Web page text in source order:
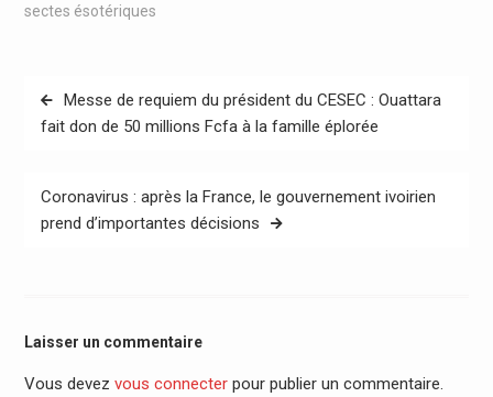
sectes ésotériques
Navigation
de
Messe de requiem du président du CESEC : Ouattara
fait don de 50 millions Fcfa à la famille éplorée
Coronavirus : après la France, le gouvernement ivoirien
prend d’importantes décisions
Laisser un commentaire
Vous devez vous connecterpour publier un commentaire.